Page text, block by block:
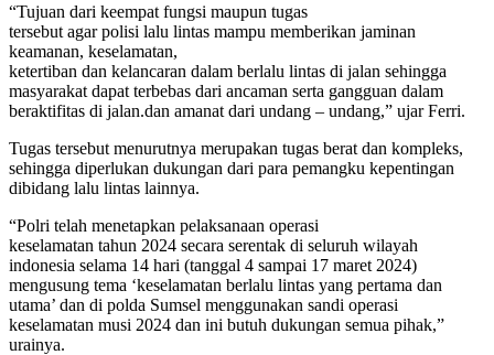
“Tujuan dari keempat fungsi maupun tugas
tersebut agar polisi lalu lintas mampu memberikan jaminan
keamanan, keselamatan,
ketertiban dan kelancaran dalam berlalu lintas di jalan sehingga
masyarakat dapat terbebas dari ancaman serta gangguan dalam
beraktifitas di jalan.dan amanat dari undang – undang,” ujar Ferri.
Tugas tersebut menurutnya merupakan tugas berat dan kompleks,
sehingga diperlukan dukungan dari para pemangku kepentingan
dibidang lalu lintas lainnya.
“Polri telah menetapkan pelaksanaan operasi
keselamatan tahun 2024 secara serentak di seluruh wilayah
indonesia selama 14 hari (tanggal 4 sampai 17 maret 2024)
mengusung tema ‘keselamatan berlalu lintas yang pertama dan
utama’ dan di polda Sumsel menggunakan sandi operasi
keselamatan musi 2024 dan ini butuh dukungan semua pihak,”
urainya.